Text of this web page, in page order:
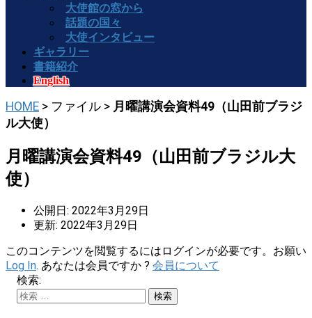
大使館の窓から
話題の国々
大使インタビュー
ギャラリー
書籍紹介
English
HOME > ファイル > 月曜講演会資料49（山田前ブラジ
ル大使）
月曜講演会資料49（山田前ブラジル大
使）
公開日: 2022年3月29日
更新: 2022年3月29日
このコンテンツを閲覧するにはログインが必要です。お願い
Log In. あなたは会員ですか ? 会員について
検索: